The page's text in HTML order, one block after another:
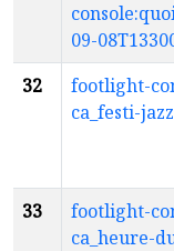
09-
32
footlight-
ca_festi-
33
footlight-
ca_heure-